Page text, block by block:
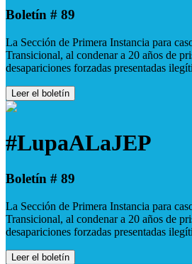
Boletín # 89
La Sección de Primera Instancia para
Transicional, al condenar a 20 años de
desapariciones forzadas presentadas
Leer el boletín
#LupaALaJEP
Boletín # 89
La Sección de Primera Instancia para
Transicional, al condenar a 20 años de
desapariciones forzadas presentadas
Leer el boletín